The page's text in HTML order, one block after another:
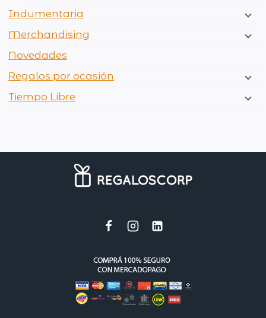
Indumentaria
Merchandising
Novedades
Regalos por ocasión
Tiempo Libre